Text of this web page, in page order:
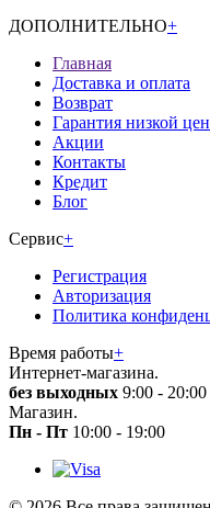
ДОПОЛНИТЕЛЬНО+
Главная
Доставка и оплата
Возврат
Гарантия низкой
Акции
Контакты
Кредит
Блог
Сервис+
Регистрация
Авторизация
Политика
Время работы+
Интернет-магазина.
без выходных 9:00 - 20:00
Магазин.
Пн - Пт 10:00 - 19:00